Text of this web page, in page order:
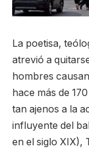
La poetisa,
atrevió a
hombres
hace más de
tan ajenos a la
influyente del
en el siglo XIX),